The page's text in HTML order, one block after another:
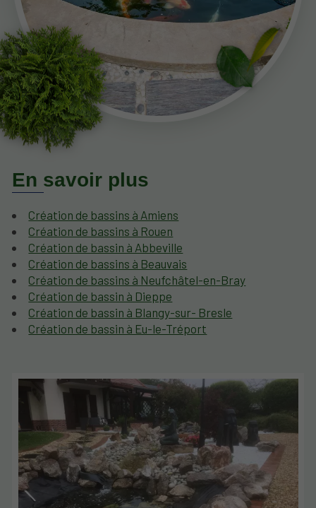
En savoir plus
Création de bassins à Amiens
Création de bassins à Rouen
Création de bassin à Abbeville
Création de bassins à Beauvais
Création de bassins à Neufchâtel-en-Bray
Création de bassin à Dieppe
Création de bassin à Blangy-sur- Bresle
Création de bassin à Eu-le-Tréport